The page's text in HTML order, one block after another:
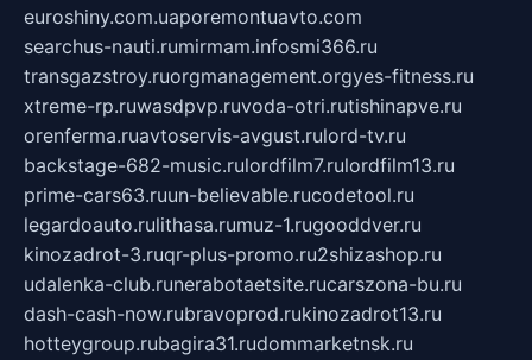
euroshiny.com.uaporemontuavto.com
searchus-nauti.rumirmam.infosmi366.ru
transgazstroy.ruorgmanagement.orgyes-fitness.ru
xtreme-rp.ruwasdpvp.ruvoda-otri.rutishinapve.ru
orenferma.ruavtoservis-avgust.rulord-tv.ru
backstage-682-music.rulordfilm7.rulordfilm13.ru
prime-cars63.ruun-believable.rucodetool.ru
legardoauto.rulithasa.rumuz-1.rugooddver.ru
kinozadrot-3.ruqr-plus-promo.ru2shizashop.ru
udalenka-club.runerabotaetsite.rucarszona-bu.ru
dash-cash-now.rubravoprod.rukinozadrot13.ru
hotteygroup.rubagira31.rudommarketnsk.ru